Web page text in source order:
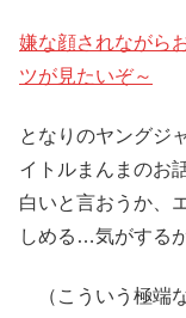
嫌な顔されながら
ツが見たいぞ～
となりのヤングジ
イトルまんまのお
白いと言おうか、
しめる…気がする
（こういう極端